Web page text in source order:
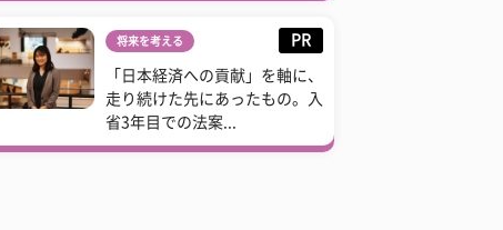
将来を考える PR
「日本経済への貢献」を軸に、
走り続けた先にあったもの。入
省3年目での法案...